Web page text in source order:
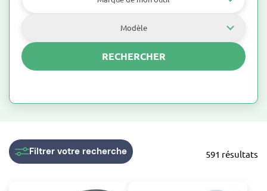
Pneumatique
Modèle
RECHERCHER
591 résultats
Filtrer votre recherche